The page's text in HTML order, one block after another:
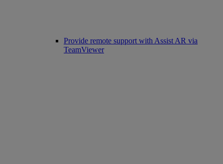
Provide remote support with Assist AR via
TeamViewer